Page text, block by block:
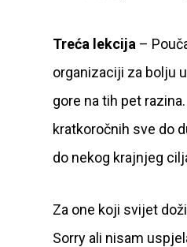
Treća lekcija –
organizaciji za bolju
gore na tih pet
kratkoročnih sve do
do nekog krajnjeg
Za one koji svijet
Sorry ali nisam